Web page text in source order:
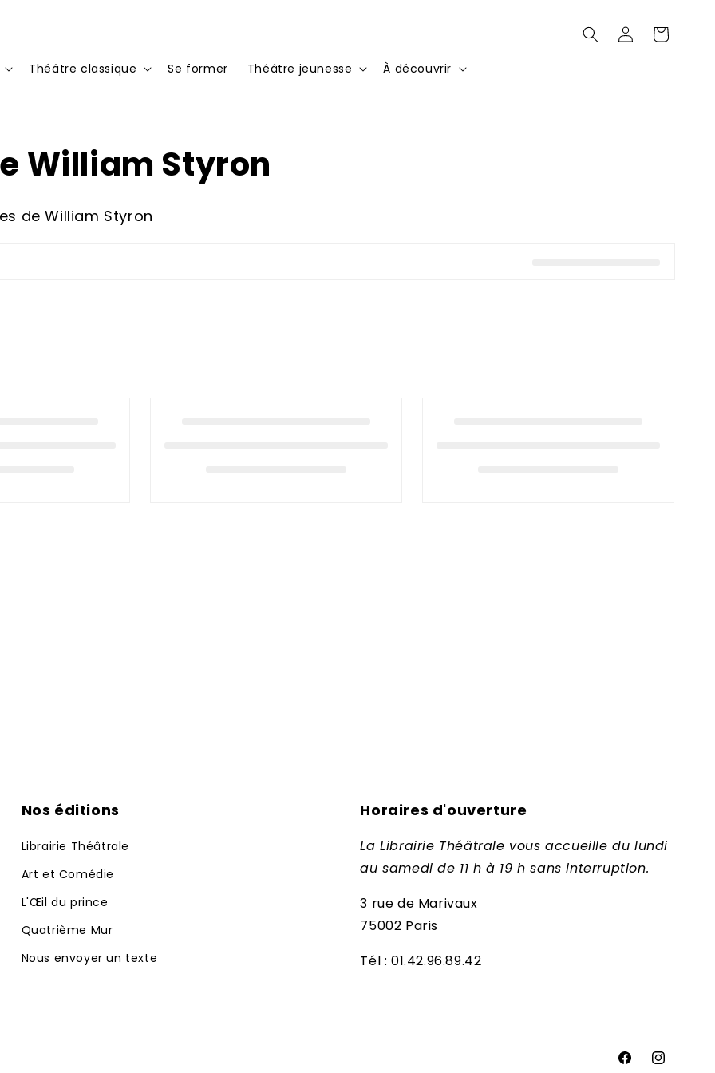
Théâtre classique Se former Théâtre jeunesse À découvrir
ConnexionPanier
William Styron
de William Styron
Nos éditions
Librairie Théâtrale
Art et Comédie
L'Œil du prince
Quatrième Mur
Nous envoyer un texte
Horaires d'ouverture
La Librairie Théâtrale vous accueille du lundi
au samedi de 11 h à 19 h sans interruption.
3 rue de Marivaux
75002 Paris
Tél : 01.42.96.89.42
FacebookInstagram